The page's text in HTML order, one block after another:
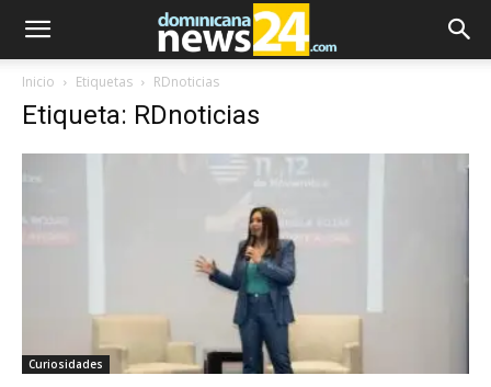
Inicio Etiquetas RDnoticias
Etiqueta: RDnoticias
Curiosidades